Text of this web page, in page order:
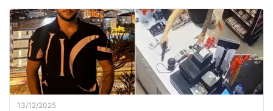
13/12/2025